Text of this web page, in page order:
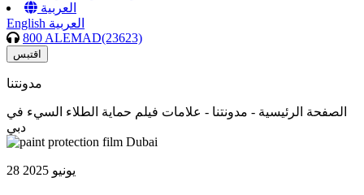
العربية
English العربية
800 ALEMAD(23623)
اقتبس
مدونتنا
الصفحة الرئيسية - مدونتنا - علامات فيلم حماية الطلاء السيء في
دبي
28 يونيو 2025